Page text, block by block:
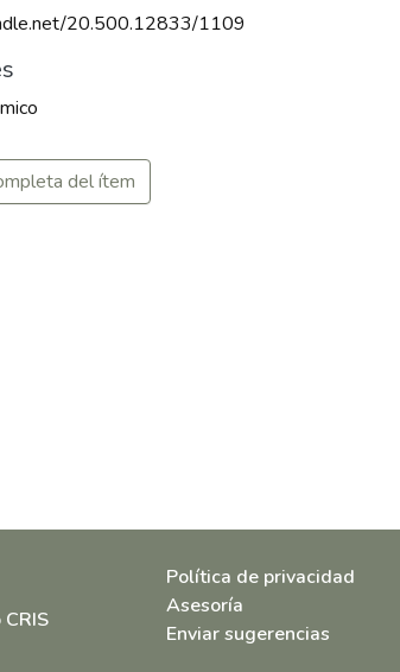
20.500.12833/1109
del ítem
Política de privacidad
Asesoría
Enviar sugerencias